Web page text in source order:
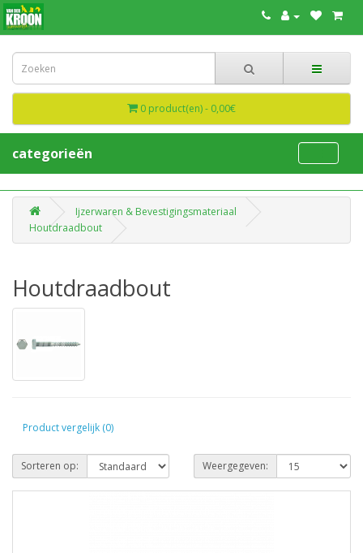
0 product(en) - 0,00€
categorieën
Ijzerwaren & Bevestigingsmateriaal
Houtdraadbout
Houtdraadbout
Product vergelijk (0)
Sorteren op: Weergegeven: